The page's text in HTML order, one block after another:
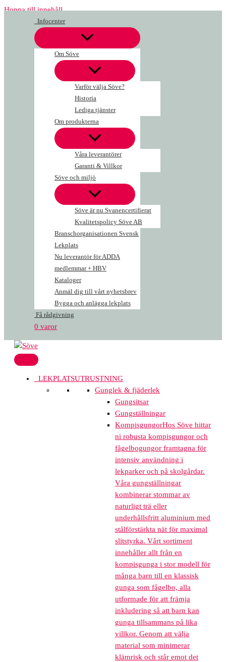
Hoppa till innehåll
Infocenter
Om Söve
Varför välja Söve?
Historia
Lediga tjänster
Om produkterna
Våra leverantörer
Garanti & Villkor
Söve och miljö
Söve är nu Svanencertifierat
Kvalitetspolicy Söve AB
Branschorganisationen Svensk
Lekplats
Nu leverantör för ADDA
medlemmar + HBV
Kataloger
Anmäl dig till vårt nyhetsbrev
Bygga och anlägga lekplats
Få rådgivning
0 varor
LEKPLATSUTRUSTNING
Gunglek & fjäderlek
Gungsitsar
Gungställningar
KompisgungorHos Söve hittar
ni robusta kompisgungor och
fågelbogungor framtagna för
intensiv användning i
lekparker och på skolgårdar.
Våra gungställningar
kombinerar stommar av
naturligt trä eller
underhållsfritt aluminium med
stålförstärkta nät för maximal
slitstyrka. Vårt sortiment
innehåller allt från en
kompisgunga i stor modell för
många barn till en klassisk
gunga som fågelbo, alla
utformade för att främja
inkludering så att barn kan
gunga tillsammans på lika
villkor. Genom att välja
material som minimerar
klämrisk och står emot det